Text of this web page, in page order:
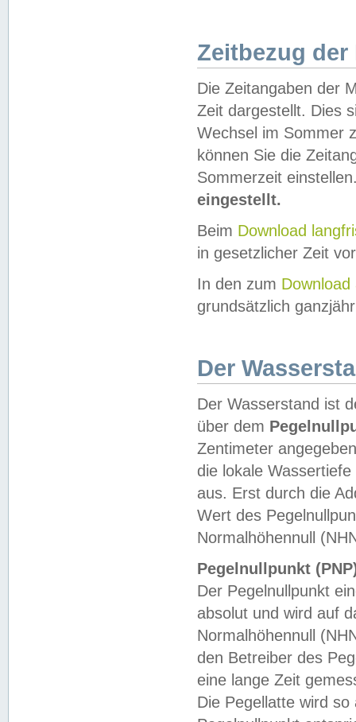
Zeitbezug der
Die Zeitangaben der
Zeit dargestellt. Dies
Wechsel im Sommer
können Sie die
Sommerzeit
eingestellt.
Beim Download
in gesetzlicher Zeit
In den zum Download
grundsätzlich
Der
Der Wasserstand ist
über dem
Zentimeter
die lokale
aus. Erst durch die
Wert des
Normalhöhennull
Pegelnullpunkt
Der Pegelnullpunkt
absolut und wird auf
Normalhöhennull
den Betreiber des
eine lange Zeit
Die Pegellatte wird